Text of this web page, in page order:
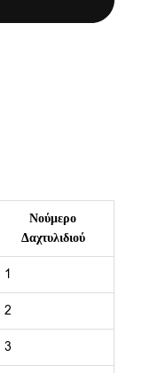
Νούμερο
Δαχτυλιδιού
1
2
3